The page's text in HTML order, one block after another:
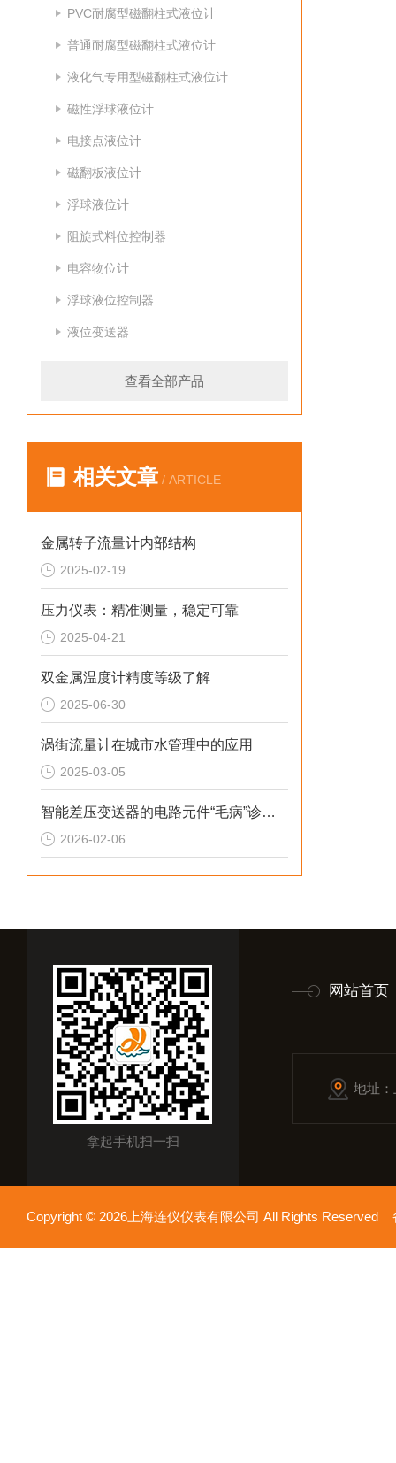
PVC耐腐型磁翻柱式液位计
普通耐腐型磁翻柱式液位计
液化气专用型磁翻柱式液位计
磁性浮球液位计
电接点液位计
磁翻板液位计
浮球液位计
阻旋式料位控制器
电容物位计
浮球液位控制器
液位变送器
查看全部产品
相关文章 / ARTICLE
金属转子流量计内部结构
2025-02-19
压力仪表：精准测量，稳定可靠
2025-04-21
双金属温度计精度等级了解
2025-06-30
涡街流量计在城市水管理中的应用
2025-03-05
智能差压变送器的电路元件“毛病”诊断综述
2026-02-06
拿起手机扫一扫
网站首页
地址
Copyright © 2026上海连仪仪表有限公司 All Rights Reserved